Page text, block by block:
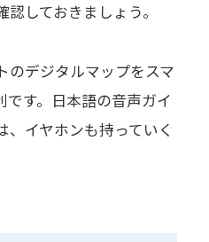
しておきましょう。
のデジタルマップをスマ
です。日本語の音声ガイ
、イヤホンも持っていく